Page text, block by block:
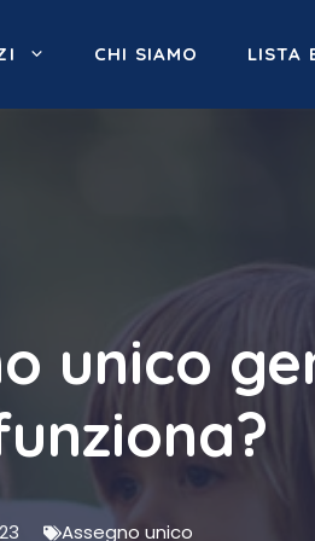
CHI SIAMO LISTA
unico
Assegno unico